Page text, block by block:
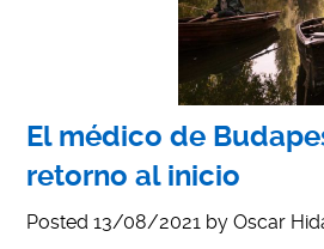
El médico de
retorno al inicio
Posted13/08/2021 byOscar